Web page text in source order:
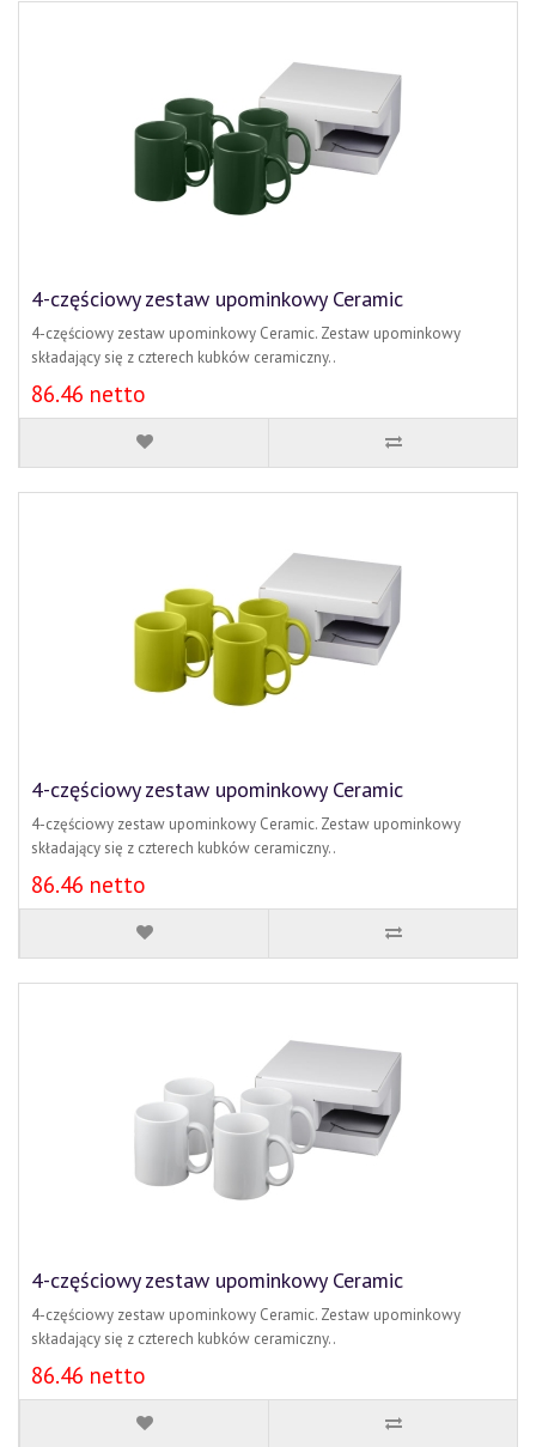
4-częściowy zestaw upominkowy Ceramic
4-częściowy zestaw upominkowy Ceramic. Zestaw upominkowy
składający się z czterech kubków ceramiczny..
86.46 netto
4-częściowy zestaw upominkowy Ceramic
4-częściowy zestaw upominkowy Ceramic. Zestaw upominkowy
składający się z czterech kubków ceramiczny..
86.46 netto
4-częściowy zestaw upominkowy Ceramic
4-częściowy zestaw upominkowy Ceramic. Zestaw upominkowy
składający się z czterech kubków ceramiczny..
86.46 netto